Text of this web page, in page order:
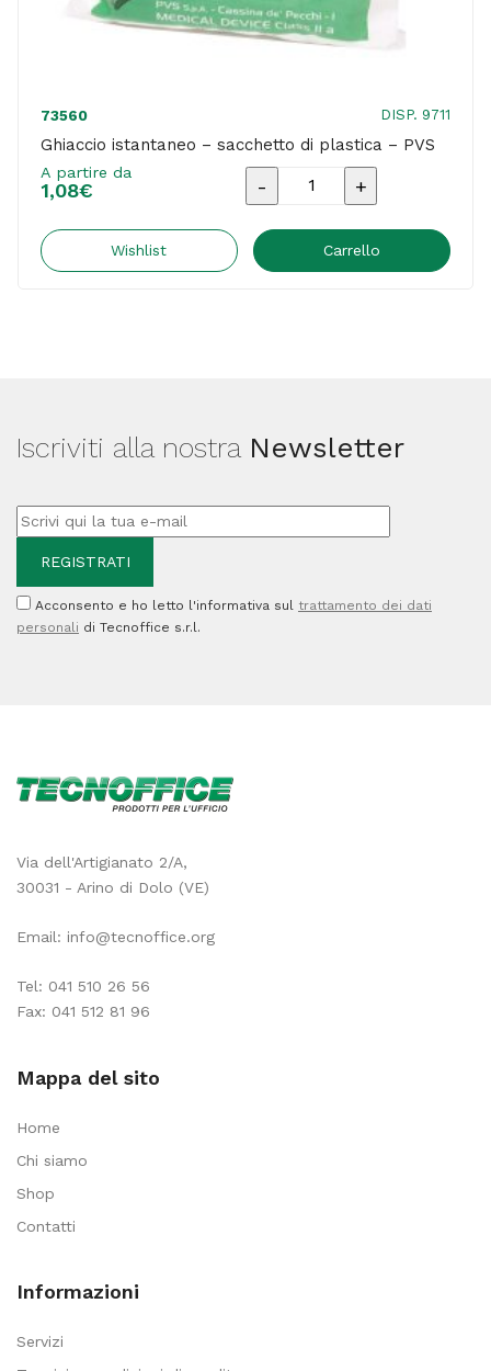
73560 DISP. 9711
Ghiaccio istantaneo – sacchetto di plastica – PVS
A partire da
1,08€
Ghiaccio
-
quantità
Wishlist Carrello
Iscriviti alla nostra Newsletter
Acconsento e ho letto l'informativa sul trattamento dei dati
personali di Tecnoffice s.r.l.
Via dell'Artigianato 2/A,
30031 - Arino di Dolo (VE)
Email: info@tecnoffice.org
Tel: 041 510 26 56
Fax: 041 512 81 96
Mappa del sito
Home
Chi siamo
Shop
Contatti
Informazioni
Servizi